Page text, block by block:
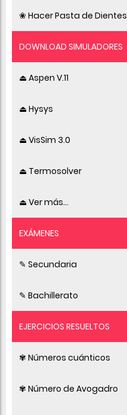
❀ Hacer Pasta de Dientes
DOWNLOAD SIMULADORES
⏏ Aspen V.11
⏏ Hysys
⏏ VisSim 3.0
⏏ Termosolver
⏏ Ver más...
EXÁMENES
✎ Secundaria
✎ Bachillerato
EJERCICIOS RESUELTOS
✾ Números cuánticos
✾ Número de Avogadro